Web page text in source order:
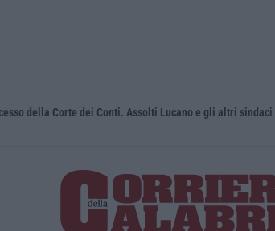
della Corte dei Conti. Assolti Lucano e gli altri sindaci